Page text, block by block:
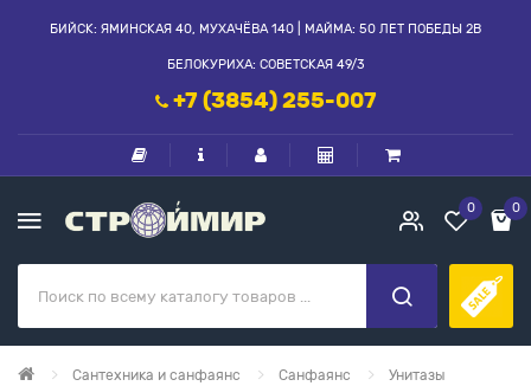
БИЙСК: ЯМИНСКАЯ 40, МУХАЧЁВА 140 | МАЙМА: 50 ЛЕТ ПОБЕДЫ 2В
БЕЛОКУРИХА: СОВЕТСКАЯ 49/3
+7 (3854) 255-007
0 0
Сантехника и санфаянс Санфаянс
Унитазы